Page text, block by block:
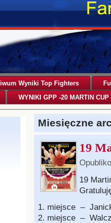
Wyniki Top Fighters
WYNIKI GPP -20 MARTIN CUP
Miesięczne
19
19
1. miejsce –
2. miejsce –